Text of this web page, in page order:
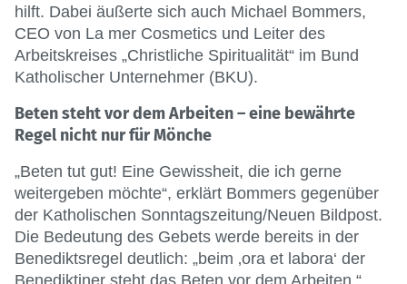
hilft. Dabei äußerte sich auch Michael Bommers,
CEO von La mer Cosmetics und Leiter des
Arbeitskreises „Christliche Spiritualität“ im Bund
Katholischer Unternehmer (BKU).
Beten steht vor dem Arbeiten – eine bewährte
Regel nicht nur für Mönche
„Beten tut gut! Eine Gewissheit, die ich gerne
weitergeben möchte“, erklärt Bommers gegenüber
der Katholischen Sonntagszeitung/Neuen Bildpost.
Die Bedeutung des Gebets werde bereits in der
Benediktsregel deutlich: „beim ‚ora et labora‘ der
Benediktiner steht das Beten vor dem Arbeiten.“